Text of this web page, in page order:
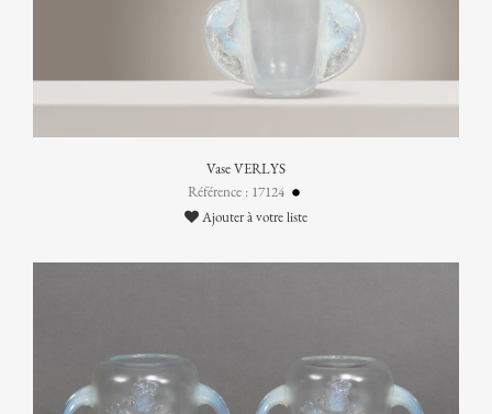
Vase VERLYS
Référence : 17124
Ajouter à votre liste